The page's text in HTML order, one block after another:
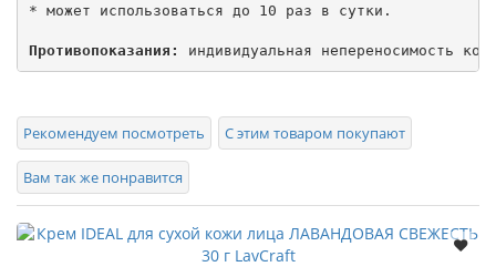
* может использоваться до 10 раз в сутки.
Противопоказания: индивидуальная непереносимость
Рекомендуем посмотреть С этим товаром покупают
Вам так же понравится